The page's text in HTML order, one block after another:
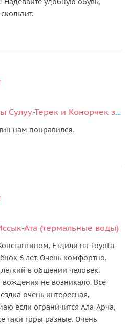
Великолепные каньоны Сулуу-Терек и Конорчек за 1 день
нам понравился.
Ата (термальные воды)
Ездили на Toyota
6 лет. Очень комфортно.
в общении человек.
не возникало. Все
очень интересная,
если ограничится Ала-Арча,
таки горы разные. Очень